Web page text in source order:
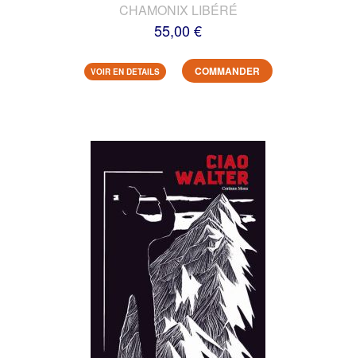
CHAMONIX LIBÉRÉ
55,00 €
VOIR EN DETAILS COMMANDER